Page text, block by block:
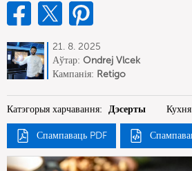
21. 8. 2025
Аўтар: Ondrej Vlcek
Кампанія: Retigo
Катэгорыя харчавання: Дэсерты
Спампаваць PDF